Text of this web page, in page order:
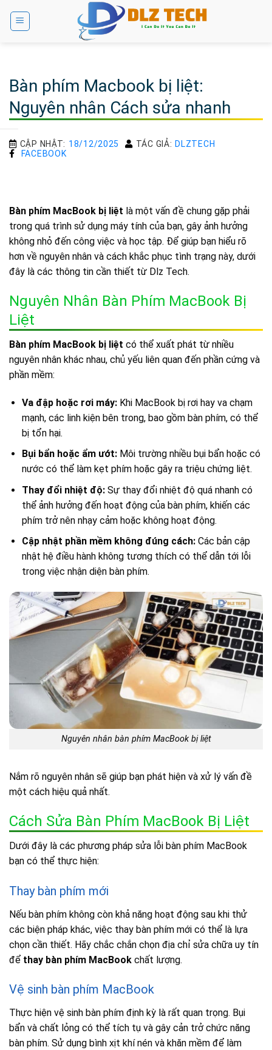
Bàn phím Macbook bị liệt:
Nguyên nhân Cách sửa nhanh
CẬP NHẬT: 18/12/2025 TÁC GIẢ: DLZTECH
FACEBOOK
Bàn phím MacBook bị liệt là một vấn đề chung gặp phải
trong quá trình sử dụng máy tính của bạn, gây ảnh hưởng
không nhỏ đến công việc và học tập. Để giúp bạn hiểu rõ
hơn về nguyên nhân và cách khắc phục tình trạng này, dưới
đây là các thông tin cần thiết từ Dlz Tech.
Nguyên Nhân Bàn Phím MacBook Bị
Liệt
Bàn phím MacBook bị liệt có thể xuất phát từ nhiều
nguyên nhân khác nhau, chủ yếu liên quan đến phần cứng và
phần mềm:
Va đập hoặc rơi máy:Khi MacBook bị rơi hay va chạm
mạnh, các linh kiện bên trong, bao gồm bàn phím, có thể
bị tổn hại.
Bụi bẩn hoặc ẩm ướt:Môi trường nhiều bụi bẩn hoặc có
nước có thể làm kẹt phím hoặc gây ra triệu chứng liệt.
Thay đổi nhiệt độ:Sự thay đổi nhiệt độ quá nhanh có
thể ảnh hưởng đến hoạt động của bàn phím, khiến các
phím trở nên nhạy cảm hoặc không hoạt động.
Cập nhật phần mềm không đúng cách:Các bản cập
nhật hệ điều hành không tương thích có thể dẫn tới lỗi
trong việc nhận diện bàn phím.
Nguyên nhân bàn phím MacBook bị liệt
Nắm rõ nguyên nhân sẽ giúp bạn phát hiện và xử lý vấn đề
một cách hiệu quả nhất.
Cách Sửa Bàn Phím MacBook Bị Liệt
Dưới đây là các phương pháp sửa lỗi bàn phím MacBook
bạn có thể thực hiện:
Thay bàn phím mới
Nếu bàn phím không còn khả năng hoạt động sau khi thử
các biện pháp khác, việc thay bàn phím mới có thể là lựa
chọn cần thiết. Hãy chắc chắn chọn địa chỉ sửa chữa uy tín
để thay bàn phím MacBook chất lượng.
Vệ sinh bàn phím MacBook
Thực hiện vệ sinh bàn phím định kỳ là rất quan trọng. Bụi
bẩn và chất lỏng có thể tích tụ và gây cản trở chức năng
bàn phím. Sử dụng bình xịt khí nén và khăn mềm để làm